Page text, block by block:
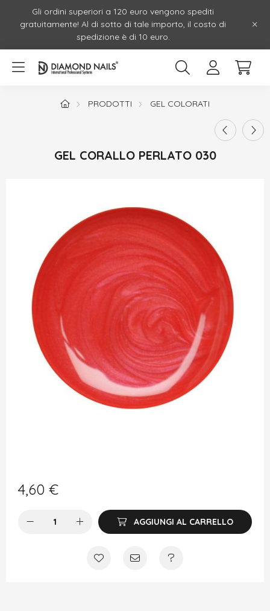
Gli ordini superiori a 120 euro vengono spediti
gratuitamente! Al di sotto di tale importo, il costo di
spedizione è di 10 euro.
PRODOTTI GEL COLORATI
GEL CORALLO PERLATO 030
4,60 €
AGGIUNGI AL CARRELLO